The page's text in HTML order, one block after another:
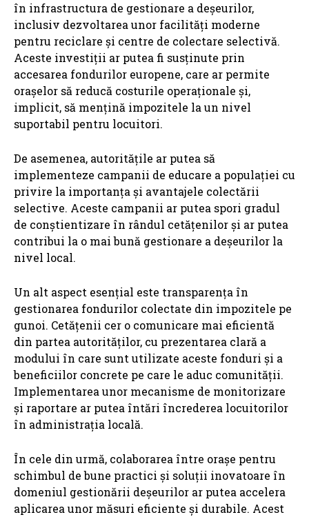
în infrastructura de gestionare a deșeurilor,
inclusiv dezvoltarea unor facilități moderne
pentru reciclare și centre de colectare selectivă.
Aceste investiții ar putea fi susținute prin
accesarea fondurilor europene, care ar permite
orașelor să reducă costurile operaționale și,
implicit, să mențină impozitele la un nivel
suportabil pentru locuitori.
De asemenea, autoritățile ar putea să
implementeze campanii de educare a populației cu
privire la importanța și avantajele colectării
selective. Aceste campanii ar putea spori gradul
de conștientizare în rândul cetățenilor și ar putea
contribui la o mai bună gestionare a deșeurilor la
nivel local.
Un alt aspect esențial este transparența în
gestionarea fondurilor colectate din impozitele pe
gunoi. Cetățenii cer o comunicare mai eficientă
din partea autorităților, cu prezentarea clară a
modului în care sunt utilizate aceste fonduri și a
beneficiilor concrete pe care le aduc comunității.
Implementarea unor mecanisme de monitorizare
și raportare ar putea întări încrederea locuitorilor
în administrația locală.
În cele din urmă, colaborarea între orașe pentru
schimbul de bune practici și soluții inovatoare în
domeniul gestionării deșeurilor ar putea accelera
aplicarea unor măsuri eficiente și durabile. Acest